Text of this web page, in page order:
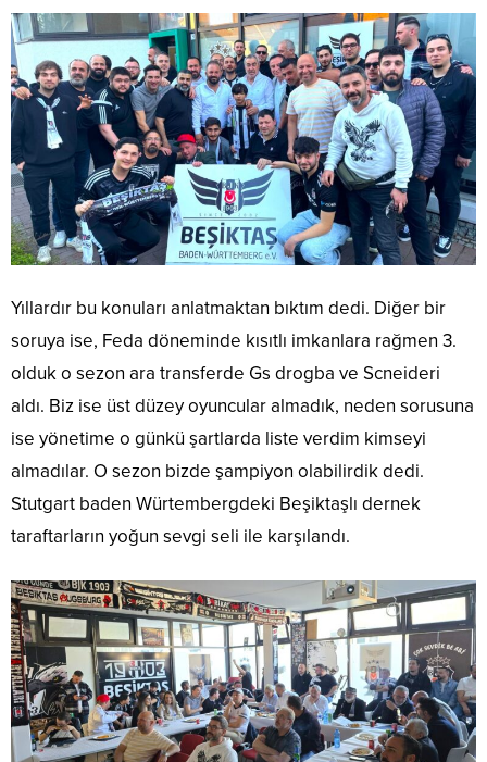
Yıllardır bu konuları anlatmaktan bıktım dedi. Diğer bir
soruya ise, Feda döneminde kısıtlı imkanlara rağmen 3.
olduk o sezon ara transferde Gs drogba ve Scneideri
aldı. Biz ise üst düzey oyuncular almadık, neden sorusuna
ise yönetime o günkü şartlarda liste verdim kimseyi
almadılar. O sezon bizde şampiyon olabilirdik dedi.
Stutgart baden Würtembergdeki Beşiktaşlı dernek
taraftarların yoğun sevgi seli ile karşılandı.